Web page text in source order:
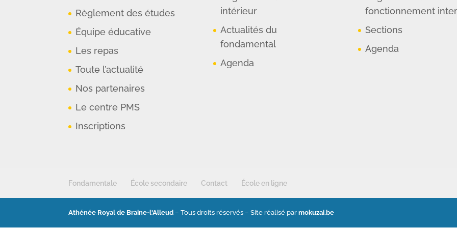
Règlement des études
Équipe éducative
Les repas
Toute l’actualité
Nos partenaires
Le centre PMS
Inscriptions
intérieur
Actualités du
fondamental
Agenda
fonctionnement
Sections
Agenda
Fondamentale École secondaire Contact École en ligne
Athénée Royal de Braine-l'Alleud – Tous droits réservés – Site réalisé parmokuzai.be